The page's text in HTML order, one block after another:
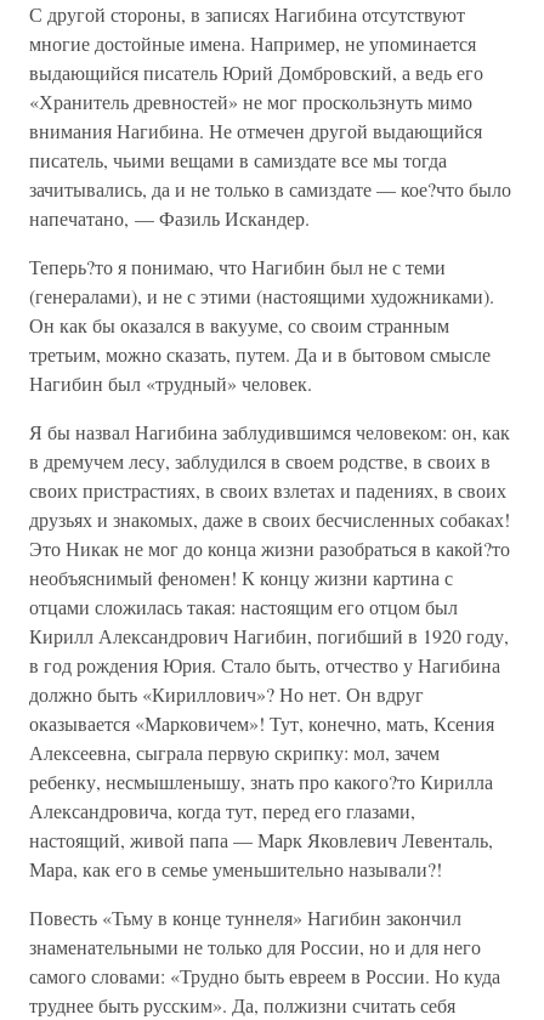
С другой стороны, в записях Нагибина отсутствуют
многие достойные имена. Например, не упоминается
выдающийся писатель Юрий Домбровский, а ведь его
«Хранитель древностей» не мог проскользнуть мимо
внимания Нагибина. Не отмечен другой выдающийся
писатель, чьими вещами в самиздате все мы тогда
зачитывались, да и не только в самиздате — кое?что было
напечатано, — Фазиль Искандер.
Теперь?то я понимаю, что Нагибин был не с теми
(генералами), и не с этими (настоящими художниками).
Он как бы оказался в вакууме, со своим странным
третьим, можно сказать, путем. Да и в бытовом смысле
Нагибин был «трудный» человек.
Я бы назвал Нагибина заблудившимся человеком: он, как
в дремучем лесу, заблудился в своем родстве, в своих в
своих пристрастиях, в своих взлетах и падениях, в своих
друзьях и знакомых, даже в своих бесчисленных собаках!
Это Никак не мог до конца жизни разобраться в какой?то
необъяснимый феномен! К концу жизни картина с
отцами сложилась такая: настоящим его отцом был
Кирилл Александрович Нагибин, погибший в 1920 году,
в год рождения Юрия. Стало быть, отчество у Нагибина
должно быть «Кириллович»? Но нет. Он вдруг
оказывается «Марковичем»! Тут, конечно, мать, Ксения
Алексеевна, сыграла первую скрипку: мол, зачем
ребенку, несмышленышу, знать про какого?то Кирилла
Александровича, когда тут, перед его глазами,
настоящий, живой папа — Марк Яковлевич Левенталь,
Мара, как его в семье уменьшительно называли?!
Повесть «Тьму в конце туннеля» Нагибин закончил
знаменательными не только для России, но и для него
самого словами: «Трудно быть евреем в России. Но куда
труднее быть русским». Да, полжизни считать себя